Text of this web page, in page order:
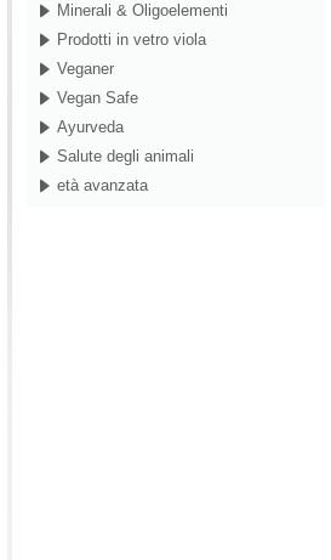
Minerali & Oligoelementi
Prodotti in vetro viola
Veganer
Vegan Safe
Ayurveda
Salute degli animali
età avanzata